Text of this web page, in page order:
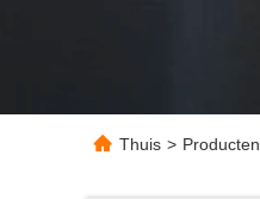
Thuis > Producten